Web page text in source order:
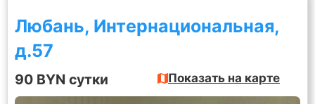
Любань, Интернациональная,
д.57
90 BYN сутки Показать на карте